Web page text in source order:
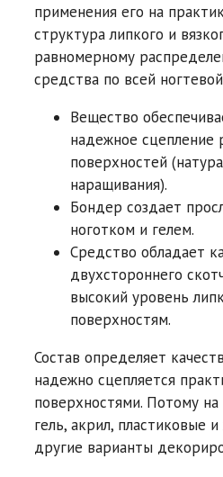
применения его на
структура липкого и
равномерному
средства по всей
Вещество
надежное сцепление
поверхностей
наращивания).
Бондер создает
ноготком и гелем.
Средство обладает
двухстороннего
высокий уровень
поверхностям.
Состав определяет
надежно сцепляется
поверхностями. Потому
гель, акрил, пластиковые
другие варианты